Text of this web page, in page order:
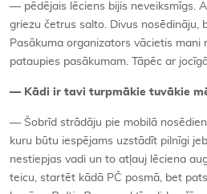
— pēdējais lēciens bijis neveiksmīgs.
griezu četrus salto. Divus nosēdināju,
Pasākuma organizators vācietis
pataupies pasākumam. Tāpēc ar
— Kādi ir tavi turpmākie tuvākie
— Šobrīd strādāju pie mobilā
kuru būtu iespējams uzstādīt pilnīgi
nestiepjas vadi un to atļauj lēciena
teicu, startēt kādā PČ posmā, bet